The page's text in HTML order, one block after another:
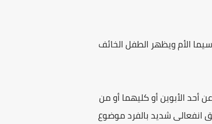
الأم ويظهر الطفل الخائف
أحد الأبوين أو كليهما أو من
انفعالى شديد بالفرد موضوع